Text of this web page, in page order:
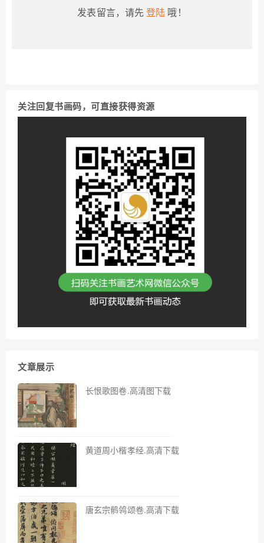
发表留言，请先登陆 哦！
关注回复书画码，可直接获得资源
文章展示
长恨歌图卷.高清图下载
黄道周小楷孝经.高清下载
唐玄宗鹡鸰颂卷.高清下载